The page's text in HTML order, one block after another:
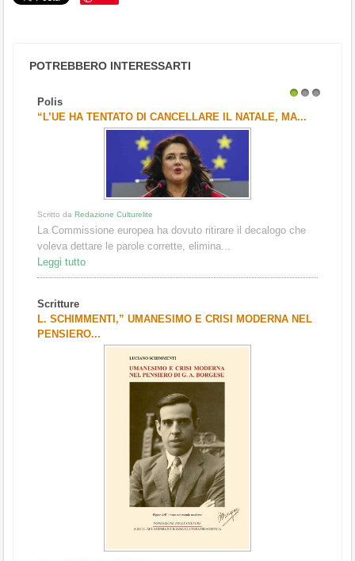
POTREBBERO INTERESSARTI
Polis
“L’UE HA TENTATO DI CANCELLARE IL NATALE, MA...
Scritto da Redazione Culturelite
La Commissione europea ha dovuto ritirare il decalogo che
voleva dettare le parole corrette, elimina...
Leggi tutto
Scritture
L. SCHIMMENTI,” UMANESIMO E CRISI MODERNA NEL
PENSIERO...